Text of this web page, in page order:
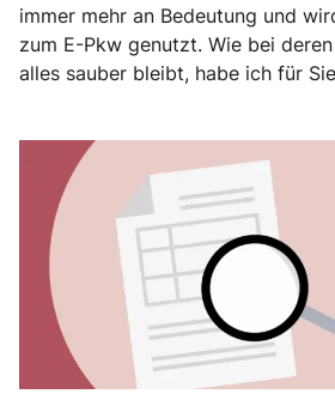
immer mehr an Bedeutung und
zum E-Pkw genutzt. Wie bei
alles sauber bleibt, habe ich für